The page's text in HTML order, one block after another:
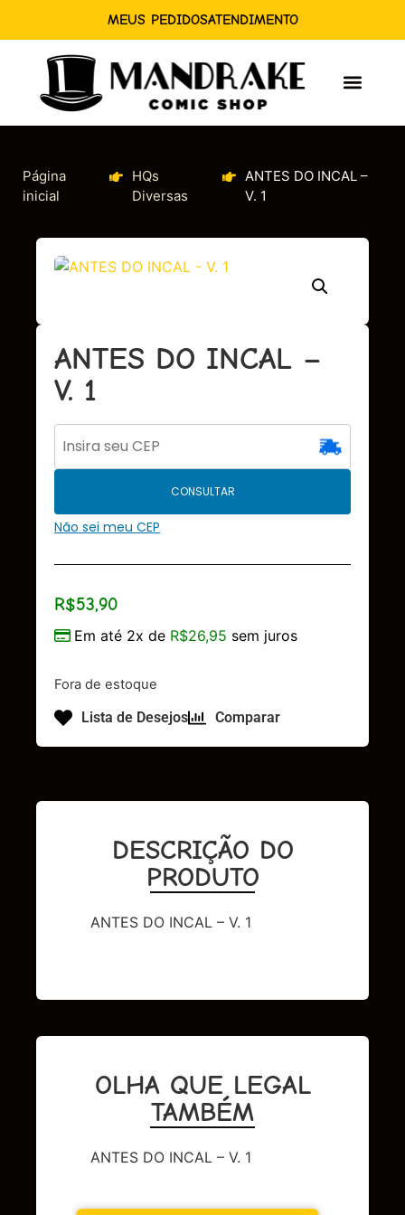
MEUS PEDIDOSATENDIMENTO
Página
inicial
HQs
Diversas
ANTES DO INCAL –
V. 1
ANTES DO INCAL –
V. 1
CONSULTAR
Não sei meu CEP
R$53,90
Em até 2x de R$26,95 sem juros
Fora de estoque
Lista de Desejos Comparar
DESCRIÇÃO DO
PRODUTO
ANTES DO INCAL – V. 1
OLHA QUE LEGAL
TAMBÉM
ANTES DO INCAL – V. 1